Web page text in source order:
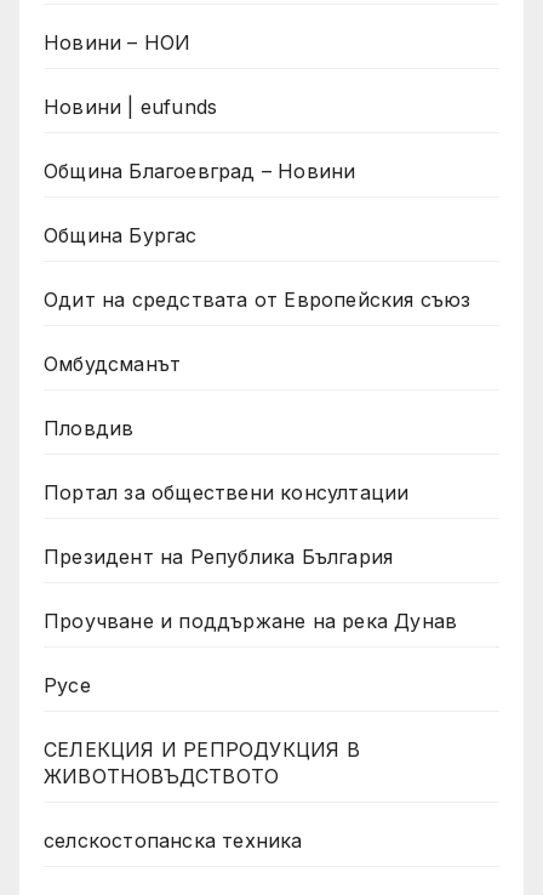
Новини – НОИ
Новини | eufunds
Община Благоевград – Новини
Община Бургас
Одит на средствата от Европейския съюз
Омбудсманът
Пловдив
Портал за обществени консултации
Президент на Република България
Проучване и поддържане на река Дунав
Русе
СЕЛЕКЦИЯ И РЕПРОДУКЦИЯ В
ЖИВОТНОВЪДСТВОТО
селскостопанска техника